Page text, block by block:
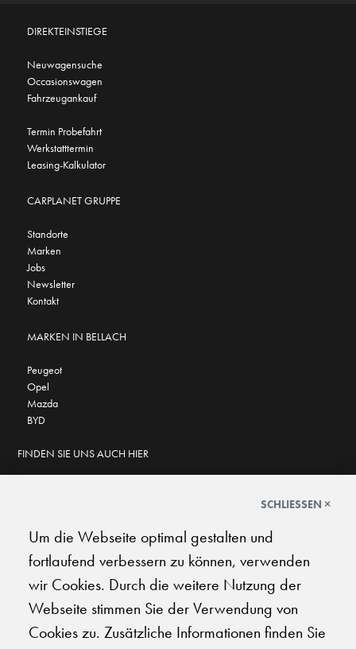
DIREKTEINSTIEGE
Neuwagensuche
Occasionswagen
Fahrzeugankauf
Termin Probefahrt
Werkstatttermin
Leasing-Kalkulator
CARPLANET GRUPPE
Standorte
Marken
Jobs
Newsletter
Kontakt
MARKEN IN BELLACH
Peugeot
Opel
Mazda
BYD
FINDEN SIE UNS AUCH HIER
4.6 ★★★★★
★★★★★
SCHLIESSEN ×
Um die Webseite optimal gestalten und
fortlaufend verbessern zu können, verwenden
wir Cookies. Durch die weitere Nutzung der
Webseite stimmen Sie der Verwendung von
Cookies zu. Zusätzliche Informationen finden Sie